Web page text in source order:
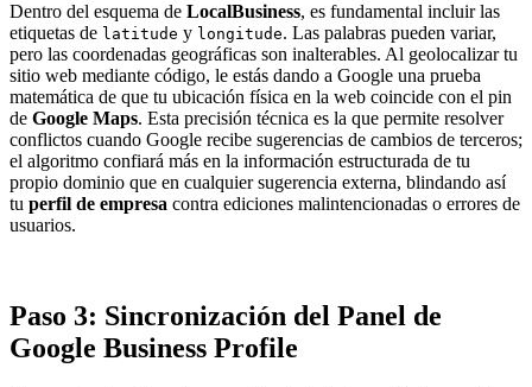
Dentro del esquema de LocalBusiness, es fundamental incluir las
etiquetas de latitude y longitude. Las palabras pueden variar,
pero las coordenadas geográficas son inalterables. Al geolocalizar tu
sitio web mediante código, le estás dando a Google una prueba
matemática de que tu ubicación física en la web coincide con el pin
de Google Maps. Esta precisión técnica es la que permite resolver
conflictos cuando Google recibe sugerencias de cambios de terceros;
el algoritmo confiará más en la información estructurada de tu
propio dominio que en cualquier sugerencia externa, blindando así
tu perfil de empresa contra ediciones malintencionadas o errores de
usuarios.
Paso 3: Sincronización del Panel de
Google Business Profile